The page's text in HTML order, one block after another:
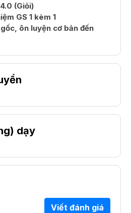
(Giỏi)
GS 1 kèm 1
ôn luyện cơ bản đến
dạy
Viết đánh giá